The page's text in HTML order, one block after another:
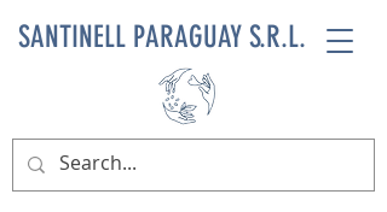
SANTINELL PARAGUAY S.R.L.